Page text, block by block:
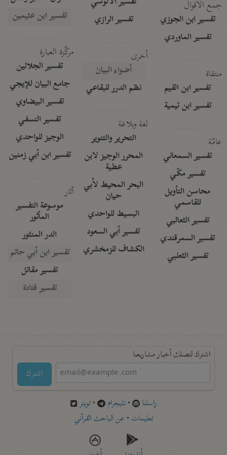
جمع الأقوال
تفسير ابن الجوزي
تفسير الماوردي
منتقاة
تفسير ابن القيم
تفسير ابن تيمية
عامّة
تفسير السمعاني
تفسير مكّي
محاسن التأويل
للقاسمي
تفسير الثعالبي
تفسير السمرقندي
تفسير الثعلبي
تفسير الرازي
أخرى
أضواء البيان
نظم الدرر للبقاعي
لغة وبلاغة
التحرير والتنوير
المحرر الوجيز لابن
عطية
البحر المحيط لأبي
حيان
البسيط للواحدي
تفسير أبي السعود
الكشاف للزمخشري
تفسير ابن عثيمين
مركَّزة العبارة
تفسير الجلالين
جامع البيان للإيجي
تفسير البيضاوي
تفسير النسفي
الوجيز للواحدي
تفسير ابن أبي زمنين
آثار
موسوعة التفسير
المأثور
الدر المنثور
تفسير ابن أبي حاتم
تفسير مقاتل
تفسير قتادة
اشترك لتصلك أخبار مشاريعنا
اشترك
راسلنا •تليجرام •تويتر
تعليمات •عن الباحث القرآني